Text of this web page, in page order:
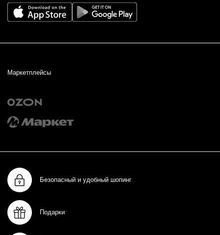
Маркетплейсы
Безопасный и удобный шопинг
Подарки